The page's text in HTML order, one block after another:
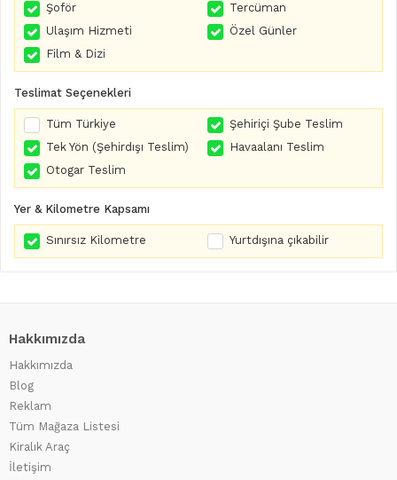
Şoför
Tercüman
Ulaşım Hizmeti
Özel Günler
Film & Dizi
Teslimat Seçenekleri
Tüm Türkiye
Şehiriçi Şube Teslim
Tek Yön (Şehirdışı Teslim)
Havaalanı Teslim
Otogar Teslim
Yer & Kilometre Kapsamı
Sınırsız Kilometre Yurtdışına çıkabilir
Hakkımızda
Hakkımızda
Blog
Reklam
Tüm Mağaza Listesi
Kiralık Araç
İletişim